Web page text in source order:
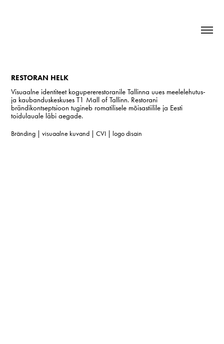
RESTORAN HELK
Visuaalne identiteet kogupererestoranile Tallinna uues meelelehutus-
ja kaubanduskeskuses T1 Mall of Tallinn. Restorani
brändikontseptsioon tugineb romatilisele mõisastiilile ja Eesti
toidulauale läbi aegade.
Bränding | visuaalne kuvand | CVI | logo disain